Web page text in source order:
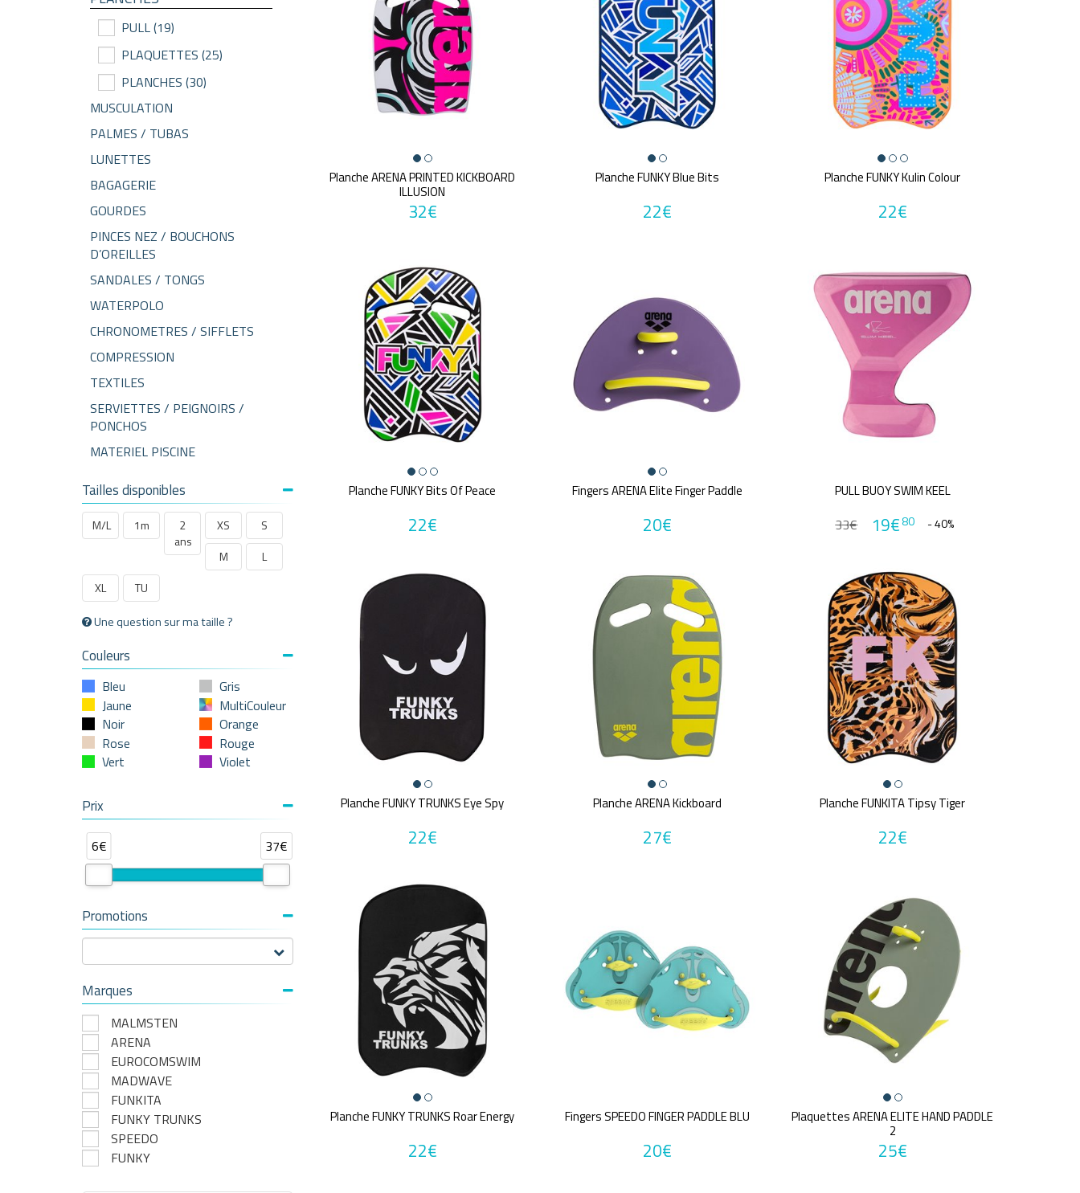
PULL(19)
PLAQUETTES (25)
PLANCHES (30)
MUSCULATION
PALMES / TUBAS
LUNETTES
BAGAGERIE
GOURDES
PINCES NEZ / BOUCHONS
D’OREILLES
SANDALES / TONGS
WATERPOLO
CHRONOMETRES / SIFFLETS
COMPRESSION
TEXTILES
SERVIETTES / PEIGNOIRS /
PONCHOS
MATERIEL PISCINE
Tailles disponibles
M/L 1m
2
ans
XS
S
M
L
XL
TU
Une question sur ma taille ?
Couleurs
Bleu
Gris
Jaune
MultiCouleur
Noir
Orange
Rose
Rouge
Vert
Violet
Prix
6€ 37€
Promotions
Marques
MALMSTEN
ARENA
EUROCOMSWIM
MADWAVE
FUNKITA
FUNKY TRUNKS
SPEEDO
FUNKY
Planche ARENA PRINTED KICKBOARD
ILLUSION
32€
Planche FUNKY Blue Bits
22€
Planche FUNKY Kulin Colour
22€
Planche FUNKY Bits Of Peace
22€
Fingers ARENA Elite Finger Paddle
20€
PULL BUOY SWIM KEEL
33€ 19€80 - 40%
Planche FUNKY TRUNKS Eye Spy
22€
Planche ARENA Kickboard
27€
Planche FUNKITA Tipsy Tiger
22€
Planche FUNKY TRUNKS Roar Energy
22€
Fingers SPEEDO FINGER PADDLE BLU
20€
Plaquettes ARENA ELITE HAND PADDLE
2
25€